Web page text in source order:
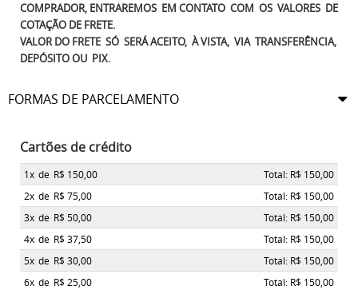
COMPRADOR, ENTRAREMOS EM CONTATO COM OS VALORES DE
COTAÇÃO DE FRETE.
VALOR DO FRETE SÓ SERÁ ACEITO, À VISTA, VIA TRANSFERÊNCIA,
DEPÓSITO OU PIX.
FORMAS DE PARCELAMENTO
Cartões de crédito
1x de R$ 150,00
Total: R$ 150,00
2x de R$ 75,00
Total: R$ 150,00
3x de R$ 50,00
Total: R$ 150,00
4x de R$ 37,50
Total: R$ 150,00
5x de R$ 30,00
Total: R$ 150,00
6x de R$ 25,00 Total: R$ 150,00